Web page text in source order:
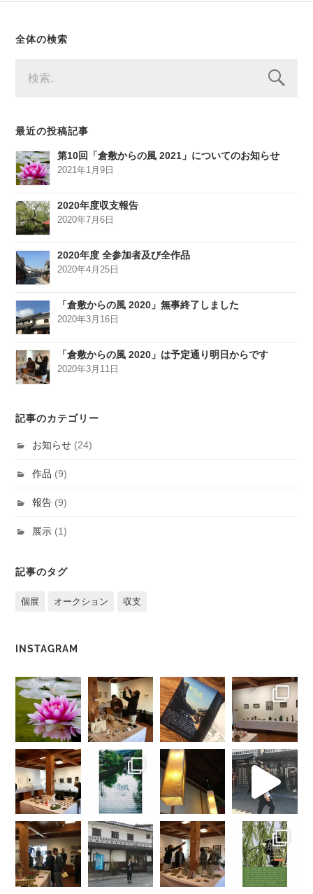
全体の検索
索:
最近の投稿記事
第10回「倉敷からの風 2021」についてのお知らせ
2021年1月9日
2020年度収支報告
2020年7月6日
2020年度 全参加者及び全作品
2020年4月25日
「倉敷からの風 2020」無事終了しました
2020年3月16日
「倉敷からの風 2020」は予定通り明日からです
2020年3月11日
記事のカテゴリー
お知らせ (24)
作品 (9)
報告 (9)
展示 (1)
記事のタグ
個展 オークション 収支
INSTAGRAM